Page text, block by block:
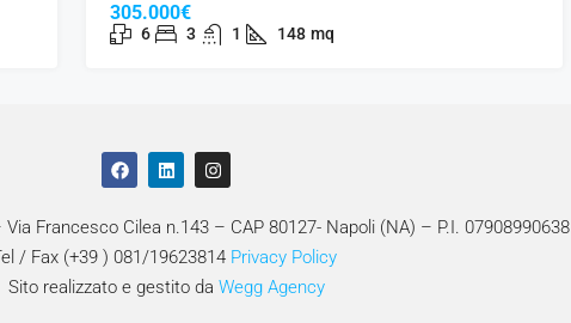
305.000€
6 3 1 148 mq
Francesco Cilea n.143 – CAP 80127- Napoli (NA) – P.I. 07908990638
/ Fax (+39 ) 081/19623814 Privacy Policy
Sito realizzato e gestito da Wegg Agency